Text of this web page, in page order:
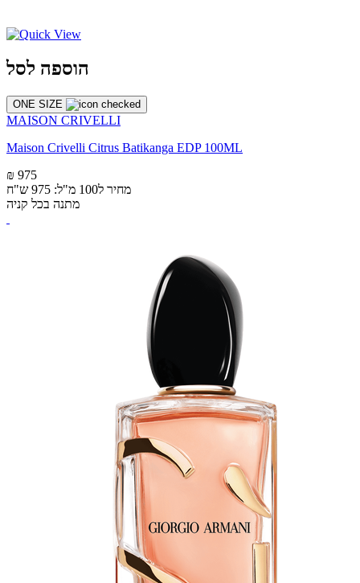
הוספה לסל
ONE SIZE
MAISON CRIVELLI
Maison Crivelli Citrus Batikanga EDP 100ML
₪ 975
מחיר ל100 מ"ל: 975 ש"ח
מתנה בכל קניה